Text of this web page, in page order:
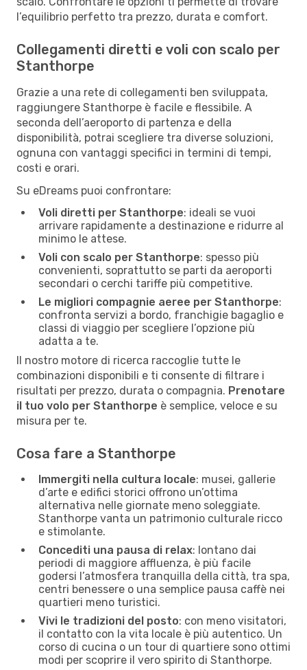
l’equilibrio perfetto tra prezzo, durata e comfort.
Collegamenti diretti e voli con scalo per
Stanthorpe
Grazie a una rete di collegamenti ben sviluppata,
raggiungere Stanthorpe è facile e flessibile. A
seconda dell’aeroporto di partenza e della
disponibilità, potrai scegliere tra diverse soluzioni,
ognuna con vantaggi specifici in termini di tempi,
costi e orari.
Su eDreams puoi confrontare:
Voli diretti per Stanthorpe: ideali se vuoi
arrivare rapidamente a destinazione e ridurre al
minimo le attese.
Voli con scalo per Stanthorpe: spesso più
convenienti, soprattutto se parti da aeroporti
secondari o cerchi tariffe più competitive.
Le migliori compagnie aeree per Stanthorpe:
confronta servizi a bordo, franchigie bagaglio e
classi di viaggio per scegliere l’opzione più
adatta a te.
Il nostro motore di ricerca raccoglie tutte le
combinazioni disponibili e ti consente di filtrare i
risultati per prezzo, durata o compagnia. Prenotare
il tuo volo per Stanthorpe è semplice, veloce e su
misura per te.
Cosa fare a Stanthorpe
Immergiti nella cultura locale: musei, gallerie
d’arte e edifici storici offrono un’ottima
alternativa nelle giornate meno soleggiate.
Stanthorpe vanta un patrimonio culturale ricco
e stimolante.
Concediti una pausa di relax: lontano dai
periodi di maggiore affluenza, è più facile
godersi l’atmosfera tranquilla della città, tra spa,
centri benessere o una semplice pausa caffè nei
quartieri meno turistici.
Vivi le tradizioni del posto: con meno visitatori,
il contatto con la vita locale è più autentico. Un
corso di cucina o un tour di quartiere sono ottimi
modi per scoprire il vero spirito di Stanthorpe.